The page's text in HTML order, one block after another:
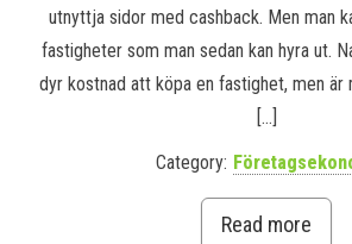
utnyttja sidor med cashback. Men man
fastigheter som man sedan kan hyra ut.
dyr kostnad att köpa en fastighet, men är
[…]
Category:
Read more